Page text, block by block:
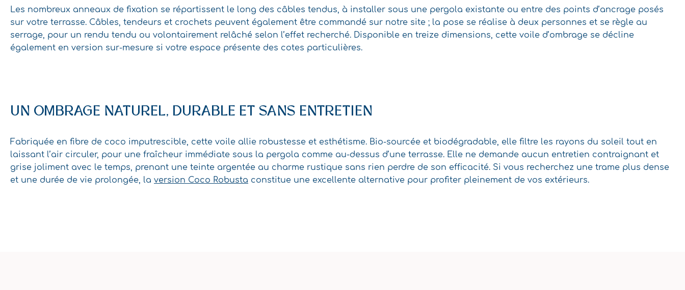
Les nombreux anneaux de fixation se répartissent le long des câbles tendus, à installer sous une pergola existante ou entre des points d’ancrage posés
sur votre terrasse. Câbles, tendeurs et crochets peuvent également être commandé sur notre site ; la pose se réalise à deux personnes et se règle au
serrage, pour un rendu tendu ou volontairement relâché selon l’effet recherché. Disponible en treize dimensions, cette voile d’ombrage se décline
également en version sur-mesure si votre espace présente des cotes particulières.
UN OMBRAGE NATUREL, DURABLE ET SANS ENTRETIEN
Fabriquée en fibre de coco imputrescible, cette voile allie robustesse et esthétisme. Bio-sourcée et biodégradable, elle filtre les rayons du soleil tout en
laissant l’air circuler, pour une fraîcheur immédiate sous la pergola comme au-dessus d’une terrasse. Elle ne demande aucun entretien contraignant et
grise joliment avec le temps, prenant une teinte argentée au charme rustique sans rien perdre de son efficacité. Si vous recherchez une trame plus dense
et une durée de vie prolongée, la version Coco Robusta constitue une excellente alternative pour profiter pleinement de vos extérieurs.